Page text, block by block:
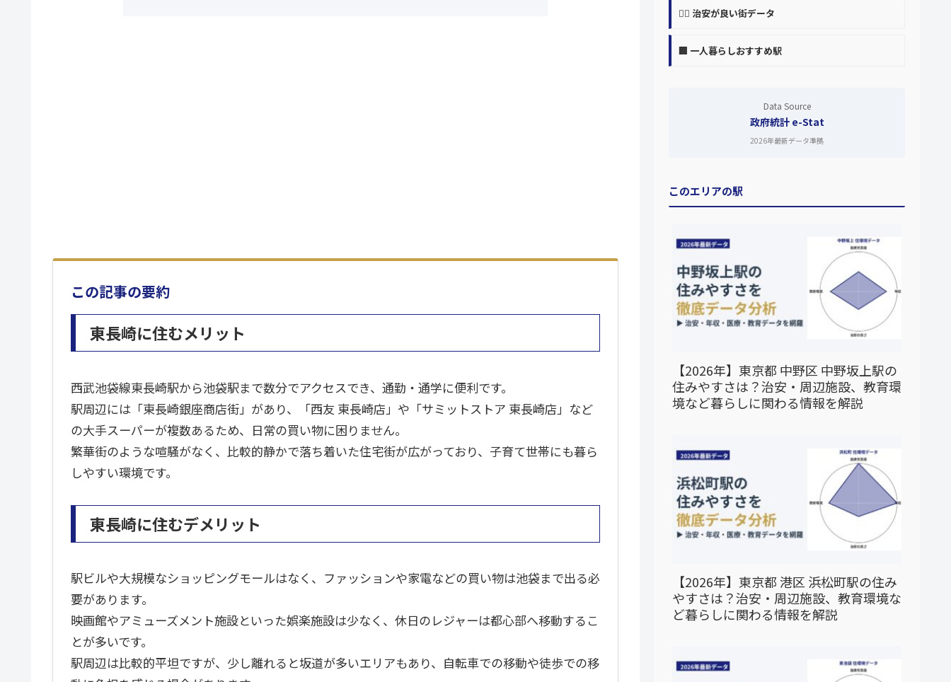
この記事の要約
東長崎に住むメリット
西武池袋線東長崎駅から池袋駅まで数分でアクセスでき、通勤・通学に便利です。
駅周辺には「東長崎銀座商店街」があり、「西友 東長崎店」や「サミットストア 東長崎店」など
の大手スーパーが複数あるため、日常の買い物に困りません。
繁華街のような喧騒がなく、比較的静かで落ち着いた住宅街が広がっており、子育て世帯にも暮ら
しやすい環境です。
東長崎に住むデメリット
駅ビルや大規模なショッピングモールはなく、ファッションや家電などの買い物は池袋まで出る必
要があります。
映画館やアミューズメント施設といった娯楽施設は少なく、休日のレジャーは都心部へ移動するこ
とが多いです。
駅周辺は比較的平坦ですが、少し離れると坂道が多いエリアもあり、自転車での移動や徒歩での移
👮‍♀️ 治安が良い街データ
🏢 一人暮らしおすすめ駅
Data Source
政府統計 e-Stat
2026年最新データ準拠
このエリアの駅
【2026年】東京都 中野区 中野坂上駅の
住みやすさは？治安・周辺施設、教育環
境など暮らしに関わる情報を解説
【2026年】東京都 港区 浜松町駅の住み
やすさは？治安・周辺施設、教育環境な
ど暮らしに関わる情報を解説